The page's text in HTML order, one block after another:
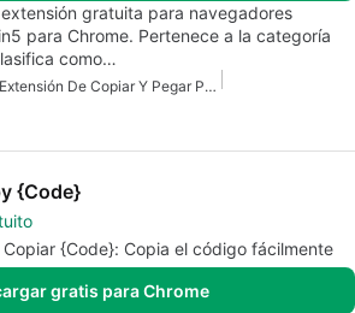
gratuita para navegadores
para Chrome. Pertenece a la categoría
como…
Mejor Extensión De Copiar Y Pegar Para Chrome
{Code}
{Code}: Copia el código fácilmente
gratis para Chrome